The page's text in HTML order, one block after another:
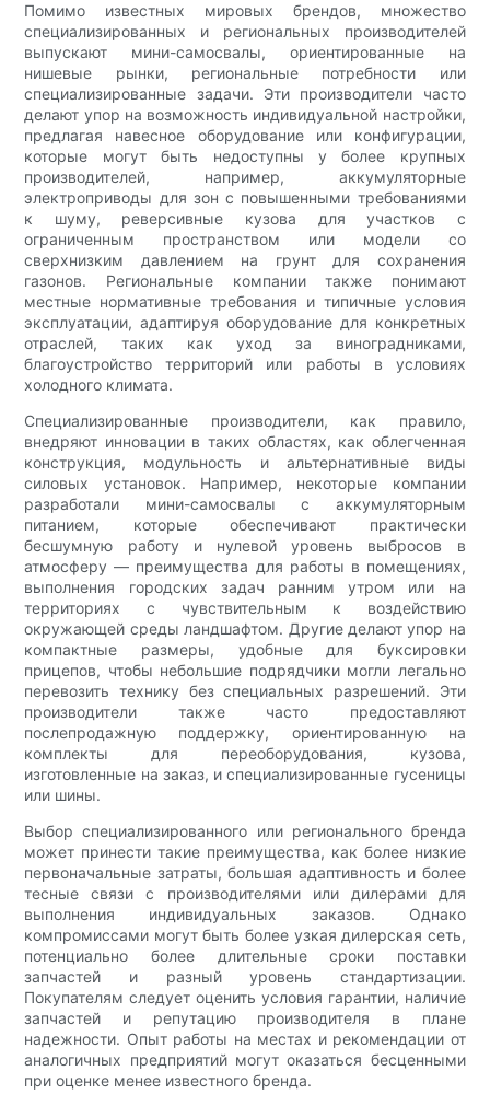
Помимо известных мировых брендов, множество
специализированных и региональных производителей
выпускают мини-самосвалы, ориентированные на
нишевые рынки, региональные потребности или
специализированные задачи. Эти производители часто
делают упор на возможность индивидуальной настройки,
предлагая навесное оборудование или конфигурации,
которые могут быть недоступны у более крупных
производителей, например, аккумуляторные
электроприводы для зон с повышенными требованиями
к шуму, реверсивные кузова для участков с
ограниченным пространством или модели со
сверхнизким давлением на грунт для сохранения
газонов. Региональные компании также понимают
местные нормативные требования и типичные условия
эксплуатации, адаптируя оборудование для конкретных
отраслей, таких как уход за виноградниками,
благоустройство территорий или работы в условиях
холодного климата.
Специализированные производители, как правило,
внедряют инновации в таких областях, как облегченная
конструкция, модульность и альтернативные виды
силовых установок. Например, некоторые компании
разработали мини-самосвалы с аккумуляторным
питанием, которые обеспечивают практически
бесшумную работу и нулевой уровень выбросов в
атмосферу — преимущества для работы в помещениях,
выполнения городских задач ранним утром или на
территориях с чувствительным к воздействию
окружающей среды ландшафтом. Другие делают упор на
компактные размеры, удобные для буксировки
прицепов, чтобы небольшие подрядчики могли легально
перевозить технику без специальных разрешений. Эти
производители также часто предоставляют
послепродажную поддержку, ориентированную на
комплекты для переоборудования, кузова,
изготовленные на заказ, и специализированные гусеницы
или шины.
Выбор специализированного или регионального бренда
может принести такие преимущества, как более низкие
первоначальные затраты, большая адаптивность и более
тесные связи с производителями или дилерами для
выполнения индивидуальных заказов. Однако
компромиссами могут быть более узкая дилерская сеть,
потенциально более длительные сроки поставки
запчастей и разный уровень стандартизации.
Покупателям следует оценить условия гарантии, наличие
запчастей и репутацию производителя в плане
надежности. Опыт работы на местах и ​​рекомендации от
аналогичных предприятий могут оказаться бесценными
при оценке менее известного бренда.